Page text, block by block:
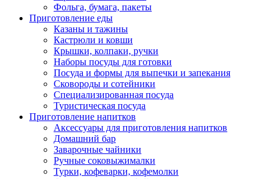
Фольга, бумага, пакеты
Приготовление еды
Казаны и тажины
Кастрюли и ковши
Крышки, колпаки, ручки
Наборы посуды для готовки
Посуда и формы для выпечки и запекания
Сковороды и сотейники
Специализированная посуда
Туристическая посуда
Приготовление напитков
Аксессуары для приготовления напитков
Домашний бар
Заварочные чайники
Ручные соковыжималки
Турки, кофеварки, кофемолки